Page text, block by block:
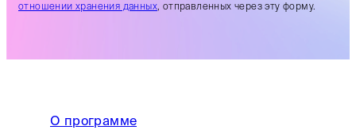
отношении хранения данных, отправленных через эту форму.
О программе